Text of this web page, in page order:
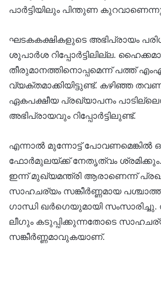
പാർട്ടിയിലും പിന്തുണ കുറവാണെന്നും
ഘടകകക്ഷികളുടെ അഭിപ്രായം
ശുപാർശ റിപ്പോർട്ടിലില്ല.
തീരുമാനത്തിനൊപ്പമെന്ന് പത്ത്
വ്യക്തമാക്കിയിട്ടുണ്ട്. കഴിഞ്ഞ
ഏകപക്ഷീയ പ്രഖ്യാപനം
അഭിപ്രായവും റിപ്പോർട്ടിലുണ്ട്.
എന്നാൽ മുന്നോട്ട് പോവണമെങ്കിൽ
ഫോർമുലയ്ക്ക് നേതൃത്വം
ഇന്ന് മുഖ്യമന്ത്രി ആരാണെന്ന്
സാഹചര്യം സങ്കീർണ്ണമായ
ഗാന്ധി ഖർഗെയുമായി
ലീ​ഗും കടുപ്പിക്കുന്നതോടെ
സങ്കീർണ്ണമാവുകയാണ്.